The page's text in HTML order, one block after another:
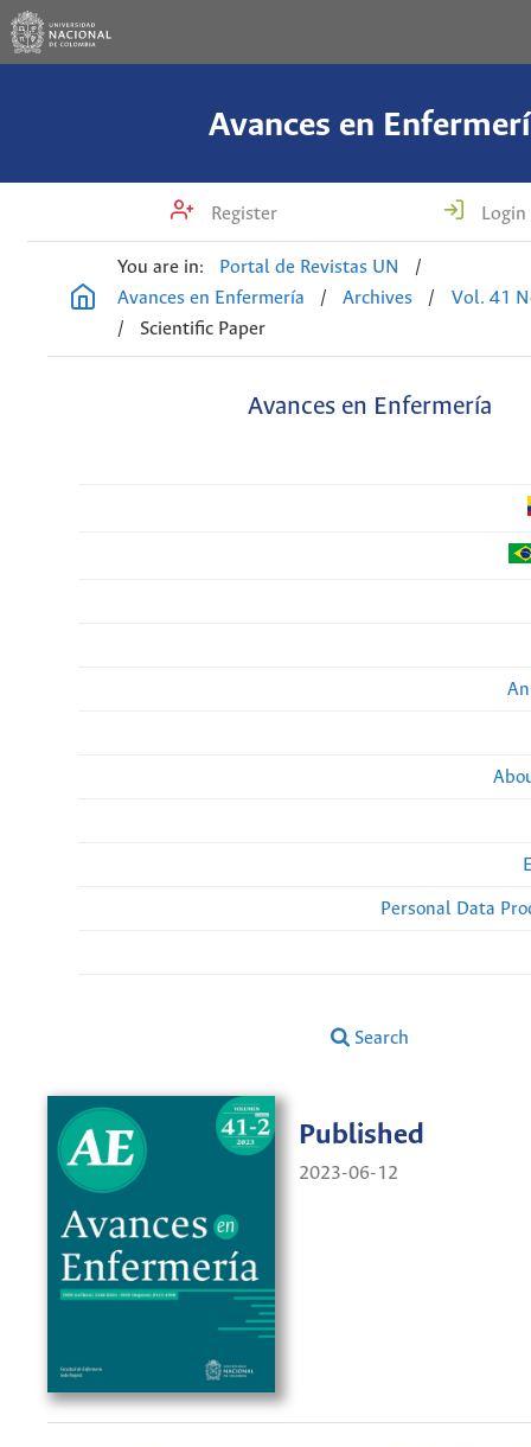
Avances en
Register Login
You are in: Portal de Revistas UN
/
Avances en Enfermería
/ Archives /
Vol. 41
/
Scientific Paper
Avances en Enfermería
Personal Data
Search
Published
2023-06-12